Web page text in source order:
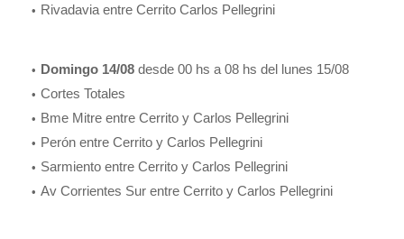
Rivadavia entre Cerrito Carlos Pellegrini
Domingo 14/08 desde 00 hs a 08 hs del lunes 15/08
Cortes Totales
Bme Mitre entre Cerrito y Carlos Pellegrini
Perón entre Cerrito y Carlos Pellegrini
Sarmiento entre Cerrito y Carlos Pellegrini
Av Corrientes Sur entre Cerrito y Carlos Pellegrini